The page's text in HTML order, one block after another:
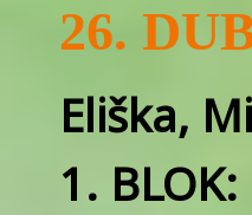
26.
Eliška,
1.